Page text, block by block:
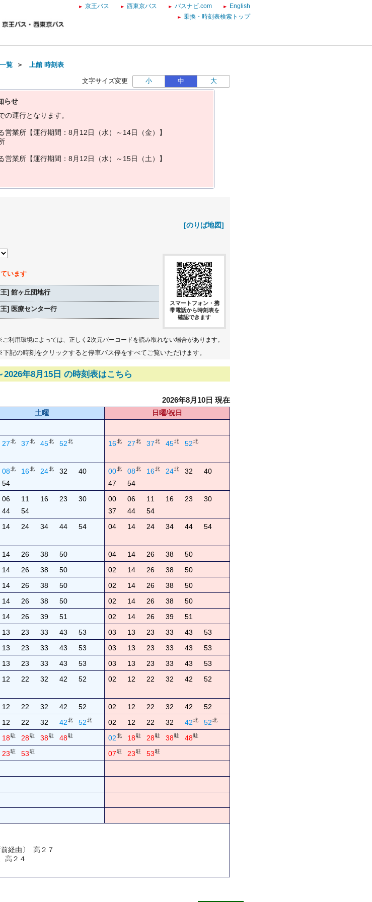
京王バス 西東京バス バスナビ.com
English
乗換・時刻表検索トップ
覧 ＞ 上館 時刻表
文字サイズ変更 小 中 大
らせ
の運行と な り ます。
営業所 【運行期間 ： 8 月 1 2日 （水） ～ 14日 （金）
】
営業所 【運行期間 ： 8 月 1 2日 （水） ～ 15日 （土）
】
[のりば地図]
います
王] 館ヶ丘団地行
王] 医療センター行
スマートフォン・携
帯電話から時刻表を
確認できます
利用環境によっては、正しく2次元バーコードを読み取れない場合があります。
記の時刻をクリックすると停車バス停をすべてご覧いただけます。
2026年8月15日 の時刻表はこちら
2026年8月10日 現在
土曜
日曜/祝日
27北 37北 45北 52北 16北 27北 37北 45北 52北
08北 16北 24北 32
40
54
00北 08北 16北 24北 32
40
47
54
06 11 16 23
30
44 54
00 06 11 16 23
30
37
44 54
14 24 34 44 54 04 14 24 34 44 54
14 26 38 50 04 14 26 38
50
14 26 38 50 02 14 26 38
50
14 26 38 50 02 14 26 38
50
14 26 38 50 02 14 26 38
50
14 26 39 51 02 14 26 39
51
13 23 33 43 53 03 13 23 33 43
53
13 23 33 43 53 03 13 23 33 43
53
13 23 33 43 53 03 13 23 33 43 53
12 22 32 42 52 02 12 22 32 42 52
12 22 32 42 52 02 12 22 32 42
52
12 22 32 42北 52北 02 12 22 32 42北 52北
18駐 28駐 38駐 48駐 02北 18駐 28駐 38駐 48駐
23駐 53駐 07駐 23駐 53駐
経由〕 高２７
高２４